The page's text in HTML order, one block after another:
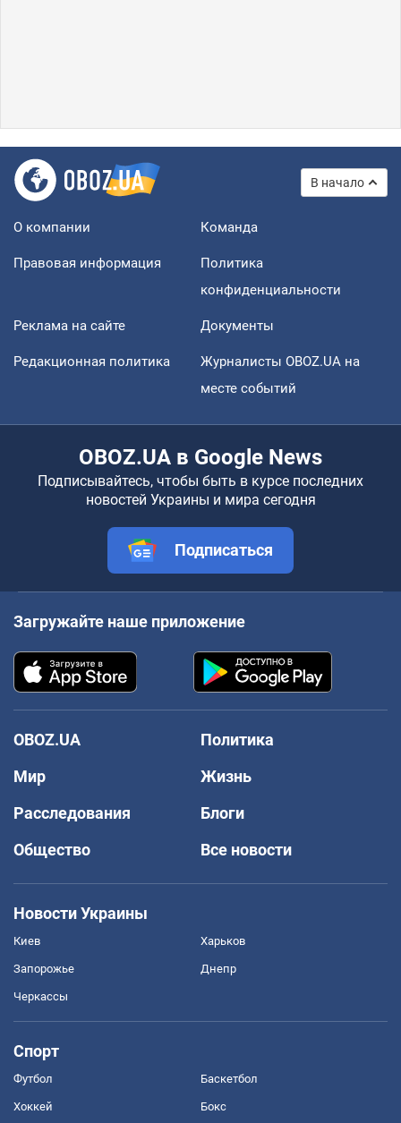
В начало
О компании Команда
Правовая информация
Политика
конфиденциальности
Реклама на сайте Документы
Редакционная политика
Журналисты OBOZ.UA на
месте событий
OBOZ.UA в Google News
Подписывайтесь, чтобы быть в курсе последних
новостей Украины и мира сегодня
Подписаться
Загружайте наше приложение
OBOZ.UA
Политика
Мир
Жизнь
Расследования
Блоги
Общество
Все новости
Новости Украины
Киев Харьков
Запорожье Днепр
Черкассы
Спорт
Футбол Баскетбол
Хоккей Бокс